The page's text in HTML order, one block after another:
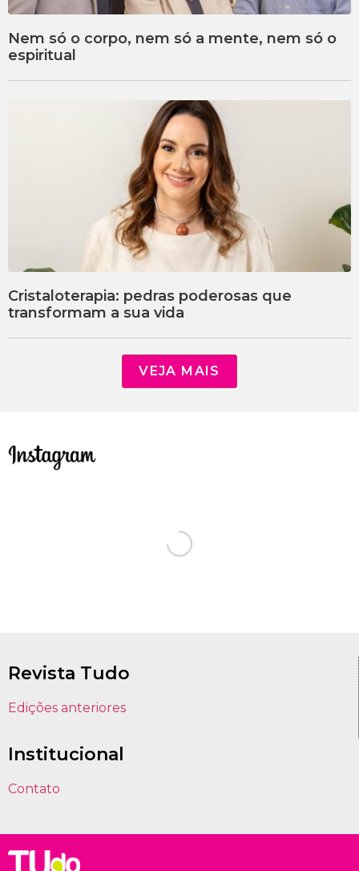
Nem só o corpo, nem só a mente, nem só o
espiritual
Cristaloterapia: pedras poderosas que
transformam a sua vida
VEJA MAIS
Revista Tudo
Edições anteriores
Institucional
Contato